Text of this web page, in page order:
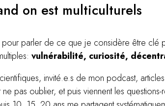
on est multiculturels
parler de ce que je considère être clé
vulnérabilité, curiosité,
invité.e.s de mon podcast,
pas oublier, et puis viennent les